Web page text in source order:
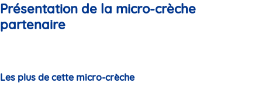
Présentation de la micro-crèche
partenaire
Les plus de cette micro-crèche